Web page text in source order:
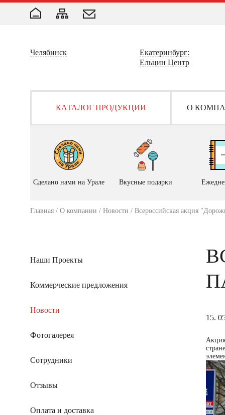
Челябинск
Екатеринбург:
Ельцин Центр
КАТАЛОГ ПРОДУКЦИИ О
Сделано нами на Урале Вкусные подарки
Главная / О компании / Новости / Всероссийская акция
Наши Проекты
Коммерческие предложения
Новости
Фотогалерея
Сотрудники
Отзывы
Оплата и доставка
15.